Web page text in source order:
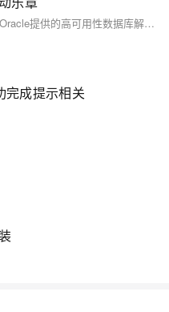
【4月更文挑战第19天】Oracle RAC是Oracle提供的高可用性数据库解决方案，允许多个实例共享同一数据库，确保业务连续性和数据完整性。通过集群件和全局缓存服务实现服务器间的协调和通信。RAC提供高可用性，通过故障转移应对故障，同时提升性能，多个实例并行处理请求。作为数据管理员，理解RAC的架构和管理至关重要，以发挥其在数据管理中的最大价值。
完成提示相关